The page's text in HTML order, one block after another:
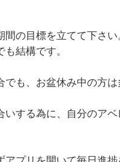
の目標を立てて下さい
結構です。
も、お盆休み中の方
する為に、自分のア